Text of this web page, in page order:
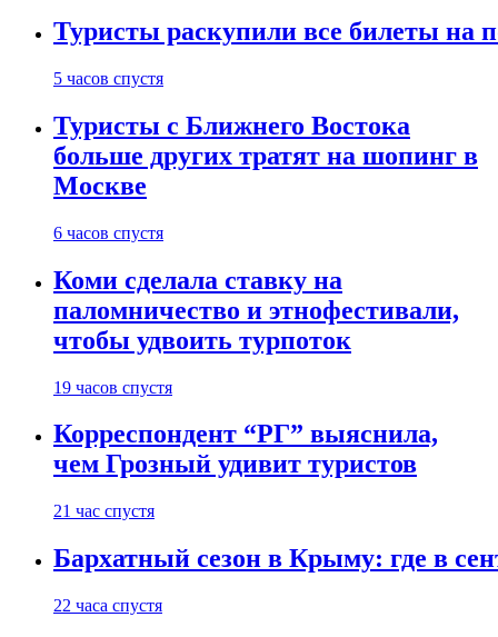
Туристы раскупили все билеты на
5 часов спустя
Туристы с Ближнего Востока
больше других тратят на шопинг в
Москве
6 часов спустя
Коми сделала ставку на
паломничество и этнофестивали,
чтобы удвоить турпоток
19 часов спустя
Корреспондент “РГ” выяснила,
чем Грозный удивит туристов
21 час спустя
Бархатный сезон в Крыму: где в
22 часа спустя